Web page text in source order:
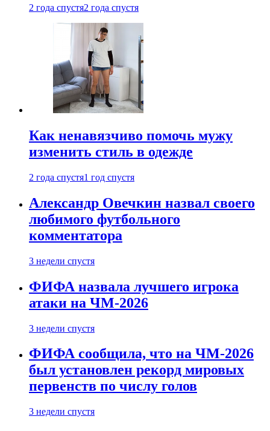
2 года спустя2 года спустя
Как ненавязчиво помочь мужу
изменить стиль в одежде
2 года спустя1 год спустя
Александр Овечкин назвал своего
любимого футбольного
комментатора
3 недели спустя
ФИФА назвала лучшего игрока
атаки на ЧМ-2026
3 недели спустя
ФИФА сообщила, что на ЧМ-2026
был установлен рекорд мировых
первенств по числу голов
3 недели спустя